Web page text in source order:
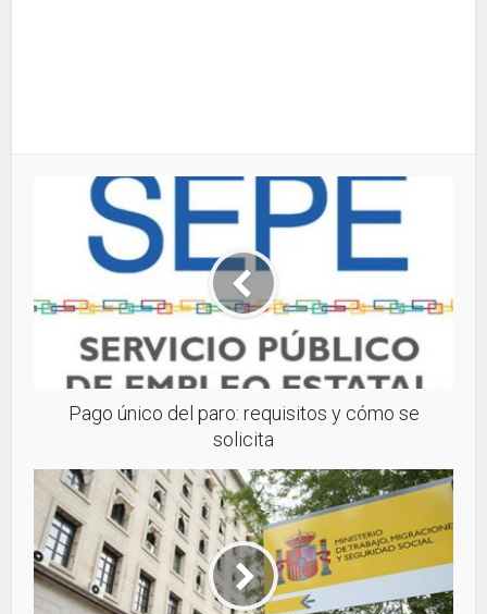
Pago único del paro: requisitos y cómo se
solicita